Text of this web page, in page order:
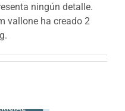
ningún detalle.
vallone ha creado 2